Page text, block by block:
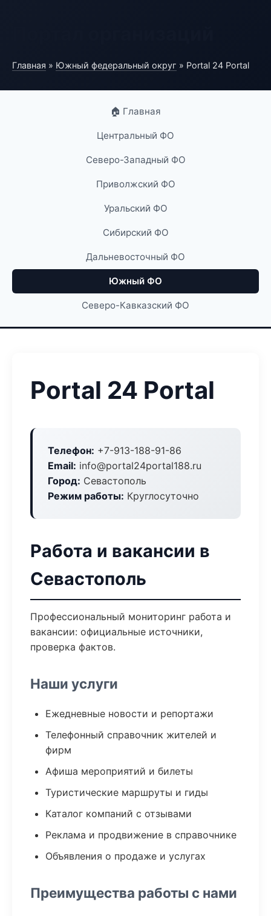
Главная » Южный федеральный округ » Portal 24 Portal
🏠 Главная
Центральный ФО
Северо-Западный ФО
Приволжский ФО
Уральский ФО
Сибирский ФО
Дальневосточный ФО
Южный ФО
Северо-Кавказский ФО
Portal 24 Portal
Телефон: +7-913-188-91-86
Email: info@portal24portal188.ru
Город: Севастополь
Режим работы: Круглосуточно
Работа и вакансии в
Севастополь
Профессиональный мониторинг работа и
вакансии: официальные источники,
проверка фактов.
Наши услуги
Ежедневные новости и репортажи
Телефонный справочник жителей и
фирм
Афиша мероприятий и билеты
Туристические маршруты и гиды
Каталог компаний с отзывами
Реклама и продвижение в справочнике
Объявления о продаже и услугах
Преимущества работы с нами